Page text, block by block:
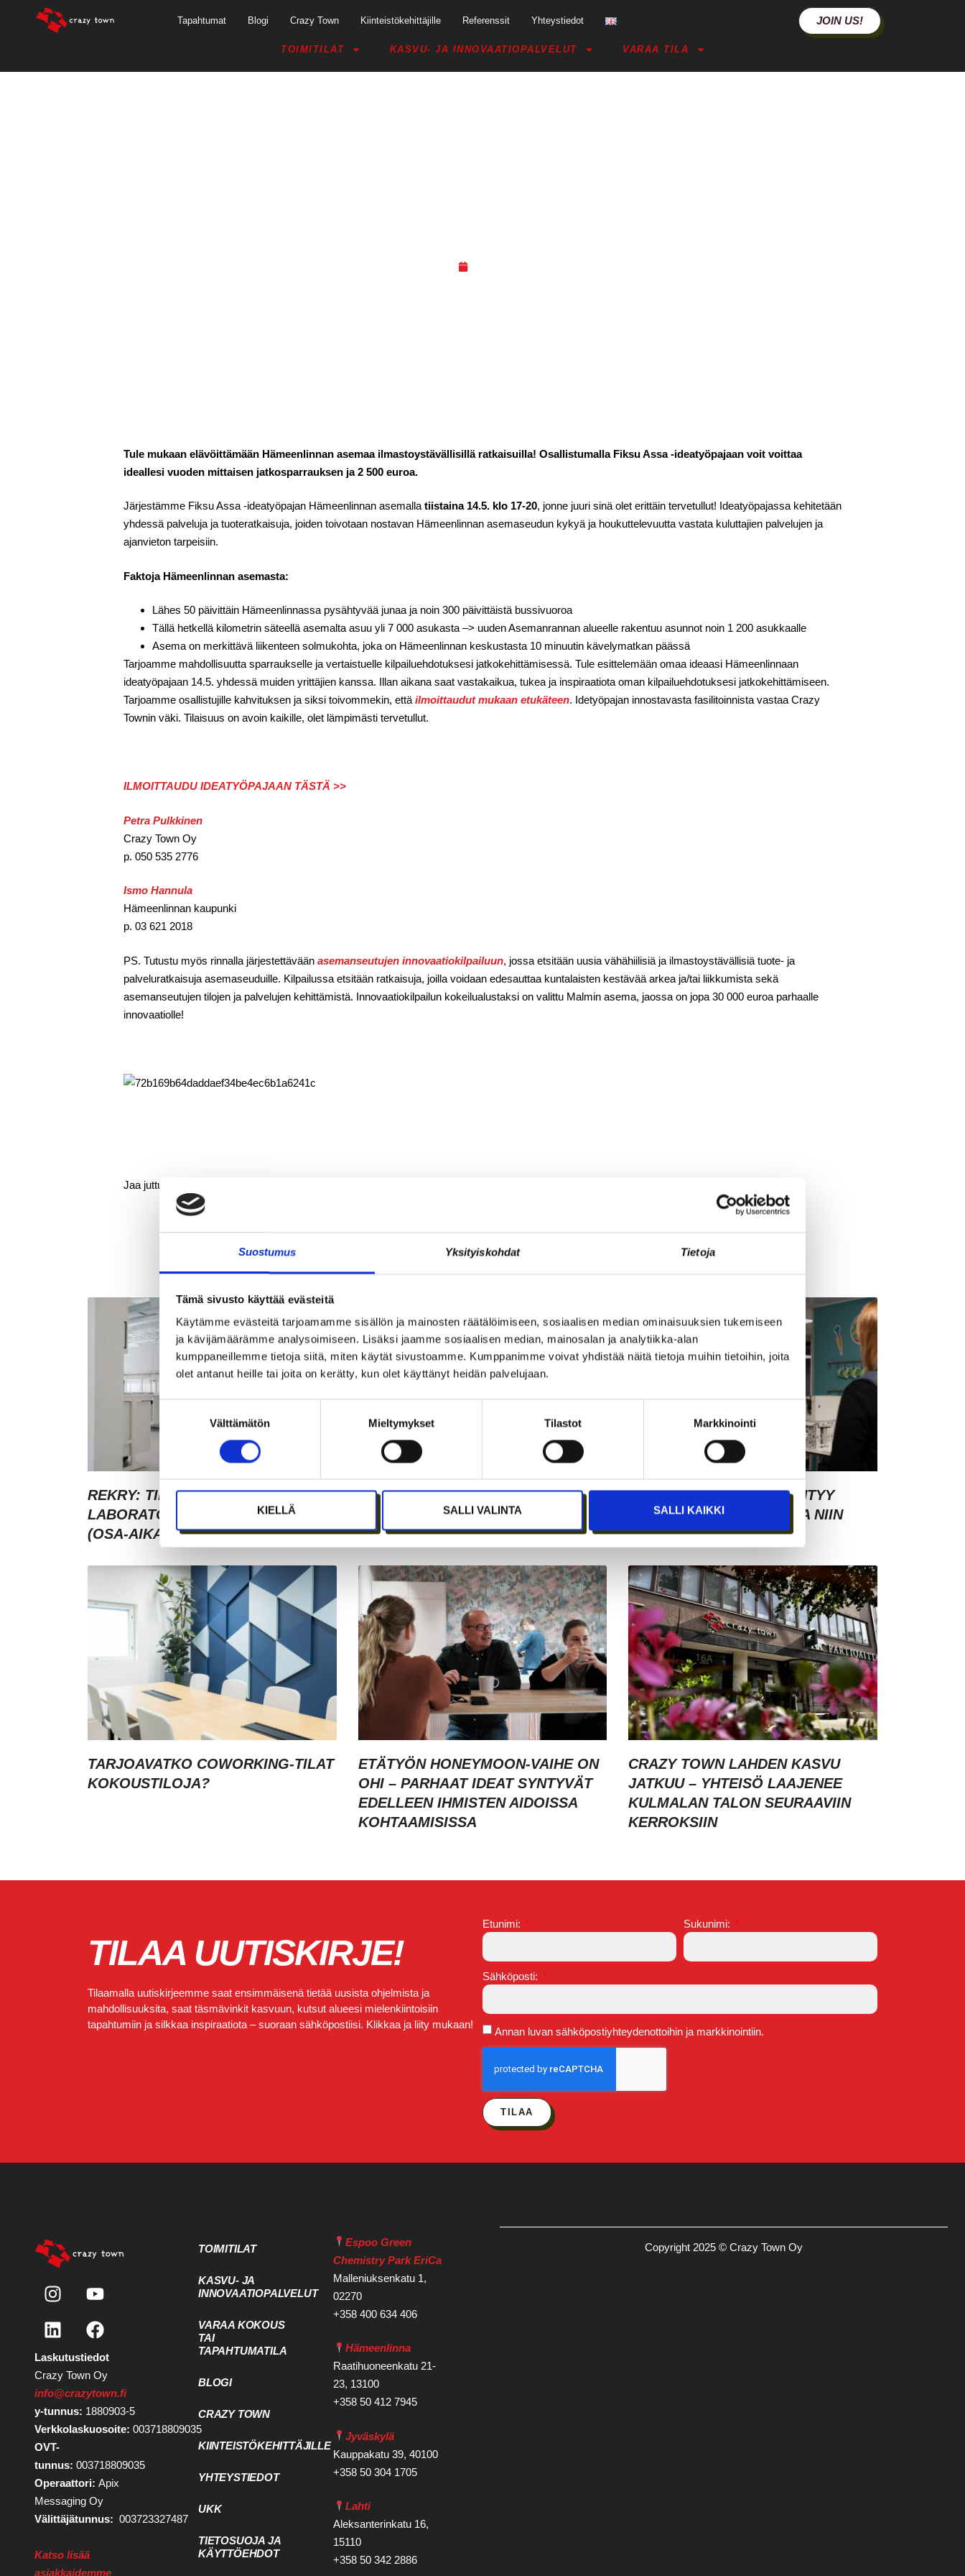
Suostumus Yksityiskohdat Tietoja
Tämä sivusto käyttää evästeitä
Käytämme evästeitä tarjoamamme sisällön ja mainosten räätälöimiseen, sosiaalisen median ominaisuuksien tukemiseen
ja kävijämäärämme analysoimiseen. Lisäksi jaamme sosiaalisen median, mainosalan ja analytiikka-alan
kumppaneillemme tietoja siitä, miten käytät sivustoamme. Kumppanimme voivat yhdistää näitä tietoja muihin tietoihin, joita
olet antanut heille tai joita on kerätty, kun olet käyttänyt heidän palvelujaan.
valinta
Välttämätön Mieltymykset Tilastot Markkinointi
KIELLÄ SALLI VALINTA SALLI KAIKKI
Tapahtumat Blogi Crazy Town Kiinteistökehittäjille Referenssit Yhteystiedot JOIN US!
TOIMITILAT KASVU- JA INNOVAATIOPALVELUT VARAA TILA
Tule mukaan elävöittämään Hämeenlinnan asemaa ilmastoystävällisillä ratkaisuilla! Osallistumalla Fiksu Assa -ideatyöpajaan voit voittaa
ideallesi vuoden mittaisen jatkosparrauksen ja 2 500 euroa.
Järjestämme Fiksu Assa -ideatyöpajan Hämeenlinnan asemalla tiistaina 14.5. klo 17-20, jonne juuri sinä olet erittäin tervetullut! Ideatyöpajassa kehitetään
yhdessä palveluja ja tuoteratkaisuja, joiden toivotaan nostavan Hämeenlinnan asemaseudun kykyä ja houkuttelevuutta vastata kuluttajien palvelujen ja
ajanvieton tarpeisiin.
Faktoja Hämeenlinnan asemasta:
Lähes 50 päivittäin Hämeenlinnassa pysähtyvää junaa ja noin 300 päivittäistä bussivuoroa
Tällä hetkellä kilometrin säteellä asemalta asuu yli 7 000 asukasta –> uuden Asemanrannan alueelle rakentuu asunnot noin 1 200 asukkaalle
Asema on merkittävä liikenteen solmukohta, joka on Hämeenlinnan keskustasta 10 minuutin kävelymatkan päässä
Tarjoamme mahdollisuutta sparraukselle ja vertaistuelle kilpailuehdotuksesi jatkokehittämisessä. Tule esittelemään omaa ideaasi Hämeenlinnaan
ideatyöpajaan 14.5. yhdessä muiden yrittäjien kanssa. Illan aikana saat vastakaikua, tukea ja inspiraatiota oman kilpailuehdotuksesi jatkokehittämiseen.
Tarjoamme osallistujille kahvituksen ja siksi toivommekin, että ilmoittaudut mukaan etukäteen. Idetyöpajan innostavasta fasilitoinnista vastaa Crazy
Townin väki. Tilaisuus on avoin kaikille, olet lämpimästi tervetullut.
ILMOITTAUDU IDEATYÖPAJAAN TÄSTÄ >>
Petra Pulkkinen
Crazy Town Oy
p. 050 535 2776
Ismo Hannula
Hämeenlinnan kaupunki
p. 03 621 2018
PS. Tutustu myös rinnalla järjestettävään asemanseutujen innovaatiokilpailuun, jossa etsitään uusia vähähiilisiä ja ilmastoystävällisiä tuote- ja
palveluratkaisuja asemaseuduille. Kilpailussa etsitään ratkaisuja, joilla voidaan edesauttaa kuntalaisten kestävää arkea ja/tai liikkumista sekä
asemanseutujen tilojen ja palvelujen kehittämistä. Innovaatiokilpailun kokeilualustaksi on valittu Malmin asema, jaossa on jopa 30 000 euroa parhaalle
innovaatiolle!
Jaa juttu somessa:
REKRY: TILA- JA
LABORATORIOKOORDINAATTORI
(OSA-AIKAINEN)
JÄSENEN KYNÄSTÄ – TILA
MERKITSEE MARKKINOINNISSA –
KUUKIN EEVA RISTKARI
ASIAKASYMMÄRRYS SYNTYY
IHMISTEN KESKELLÄ – JA NIIN
SYNTYY MYÖS MYYNTI
TARJOAVATKO COWORKING-TILAT
KOKOUSTILOJA?
ETÄTYÖN HONEYMOON-VAIHE ON
OHI – PARHAAT IDEAT SYNTYVÄT
EDELLEEN IHMISTEN AIDOISSA
KOHTAAMISISSA
CRAZY TOWN LAHDEN KASVU
JATKUU – YHTEISÖ LAAJENEE
KULMALAN TALON SEURAAVIIN
KERROKSIIN
TILAA UUTISKIRJE!
Tilaamalla uutiskirjeemme saat ensimmäisenä tietää uusista ohjelmista ja
mahdollisuuksita, saat täsmävinkit kasvuun, kutsut alueesi mielenkiintoisiin
tapahtumiin ja silkkaa inspiraatiota – suoraan sähköpostiisi. Klikkaa ja liity mukaan!
Etunimi: Sukunimi:
Sähköposti:
Annan luvan sähköpostiyhteydenottoihin ja markkinointiin.
TILAA
Laskutustiedot
Crazy Town Oy
info@crazytown.fi
y-tunnus: 1880903-5
Verkkolaskuosoite: 003718809035
OVT-
tunnus: 003718809035
Operaattori: Apix
Messaging Oy
Välittäjätunnus: 003723327487
Katso lisää
asiakkaidemme
TOIMITILAT
KASVU- JA
INNOVAATIOPALVELUT
VARAA KOKOUS
TAI
TAPAHTUMATILA
BLOGI
CRAZY TOWN
KIINTEISTÖKEHITTÄJILLE
YHTEYSTIEDOT
UKK
TIETOSUOJA JA
KÄYTTÖEHDOT
Espoo Green
Chemistry Park EriCa
Malleniuksenkatu 1,
02270
+358 400 634 406
Hämeenlinna
Raatihuoneenkatu 21-
23, 13100
+358 50 412 7945
Jyväskylä
Kauppakatu 39, 40100
+358 50 304 1705
Lahti
Aleksanterinkatu 16,
15110
+358 50 342 2886
Copyright 2025 © Crazy Town Oy